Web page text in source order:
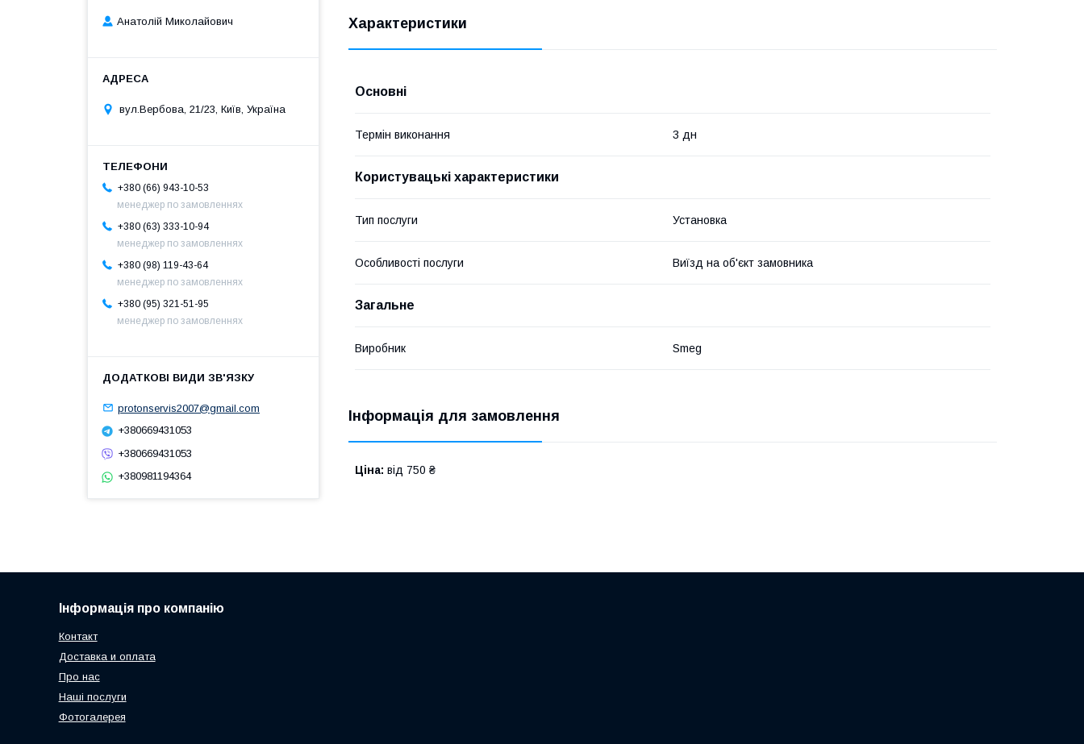
Характеристики
Основні
Термін виконання 3 дн
Користувацькі характеристики
Тип послуги Установка
Особливості послуги Виїзд на об'єкт замовника
Загальне
Виробник Smeg
Інформація для замовлення
Ціна: від 750 ₴
Анатолій Миколайович
вул.Вербова, 21/23, Київ, Україна
+380 (66) 943-10-53
менеджер по замовленнях
+380 (63) 333-10-94
менеджер по замовленнях
+380 (98) 119-43-64
менеджер по замовленнях
+380 (95) 321-51-95
менеджер по замовленнях
protonservis2007@gmail.com
+380669431053
+380669431053
+380981194364
Інформація про компанію
Контакт
Доставка и оплата
Про нас
Наші послуги
Фотогалерея